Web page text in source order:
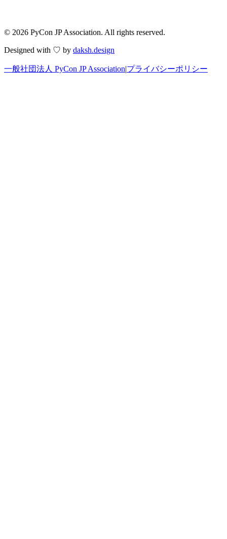
© 2026 PyCon JP Association. All rights reserved.
Designed with ♡ by daksh.design
一般社団法人 PyCon JP Association|プライバシーポリシー